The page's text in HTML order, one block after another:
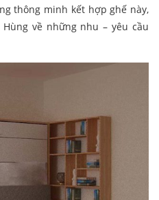
thông minh kết hợp ghế này,
về những nhu – yêu cầu